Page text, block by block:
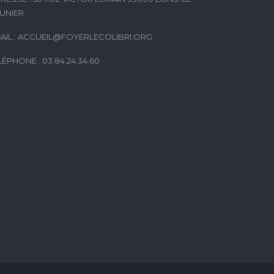
: ACCUEIL@FOYERLECOLIBRI.ORG
: 03.84.24.34.60